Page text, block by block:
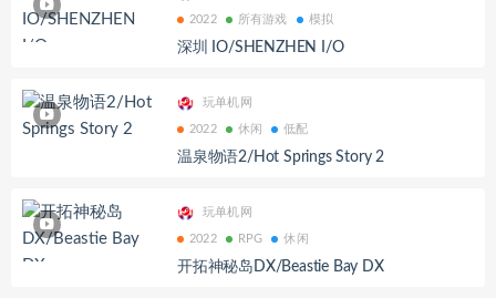
2022 所有游戏 模拟
深圳 IO/SHENZHEN I/O
玩单机网
2022 休闲 低配
温泉物语2/Hot Springs Story 2
玩单机网
2022 RPG 休闲
开拓神秘岛DX/Beastie Bay DX